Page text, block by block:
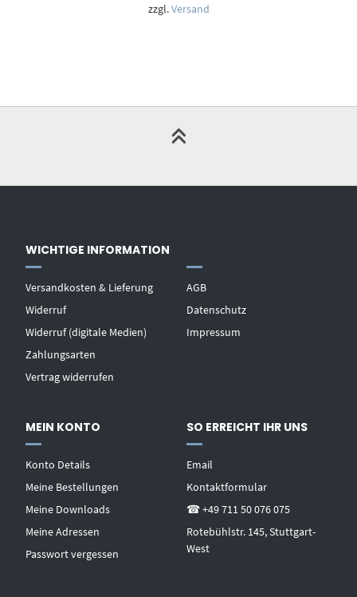
zzgl.Versand
WICHTIGE INFORMATION
Versandkosten & Lieferung
Widerruf
Widerruf (digitale Medien)
Zahlungsarten
Vertrag widerrufen
AGB
Datenschutz
Impressum
MEIN KONTO
Konto Details
Meine Bestellungen
Meine Downloads
Meine Adressen
Passwort vergessen
SO ERREICHT IHR UNS
Email
Kontaktformular
☎ +49 711 50 076 075
Rotebühlstr. 145, Stuttgart-
West